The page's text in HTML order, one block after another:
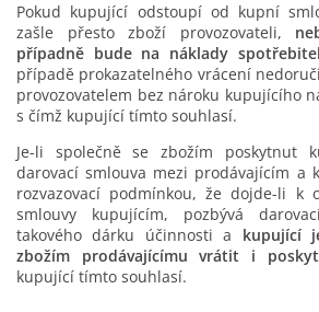
Pokud kupující odstoupí od kupní
zašle přesto zboží provozovateli,
případně bude na náklady
případě prokazatelného vrácení
provozovatelem bez nároku kupujícího
s čímž kupující tímto souhlasí.
Je-li společně se zbožím poskytnut
darovací smlouva mezi prodávajícím a
rozvazovací podmínkou, že dojde-li k
smlouvy kupujícím, pozbývá
takového dárku účinnosti a kupující
zbožím prodávajícímu vrátit i
kupující tímto souhlasí.